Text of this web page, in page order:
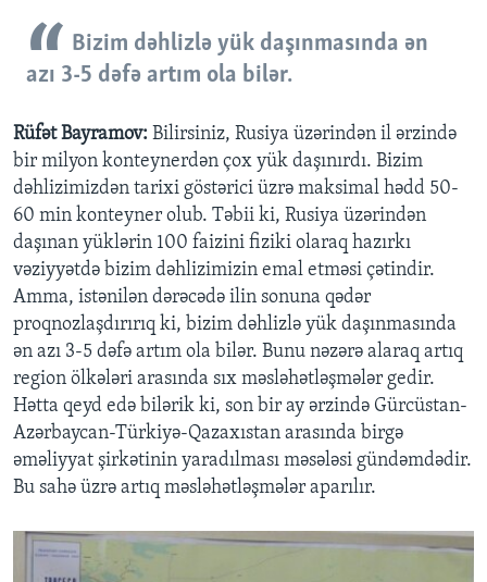
Bizim dəhlizlə yük daşınmasında ən
azı 3-5 dəfə artım ola bilər.
Rüfət Bayramov: Bilirsiniz, Rusiya üzərindən il ərzində
bir milyon konteynerdən çox yük daşınırdı. Bizim
dəhlizimizdən tarixi göstərici üzrə maksimal hədd 50-
60 min konteyner olub. Təbii ki, Rusiya üzərindən
daşınan yüklərin 100 faizini fiziki olaraq hazırkı
vəziyyətdə bizim dəhlizimizin emal etməsi çətindir.
Amma, istənilən dərəcədə ilin sonuna qədər
proqnozlaşdırırıq ki, bizim dəhlizlə yük daşınmasında
ən azı 3-5 dəfə artım ola bilər. Bunu nəzərə alaraq artıq
region ölkələri arasında sıx məsləhətləşmələr gedir.
Hətta qeyd edə bilərik ki, son bir ay ərzində Gürcüstan-
Azərbaycan-Türkiyə-Qazaxıstan arasında birgə
əməliyyat şirkətinin yaradılması məsələsi gündəmdədir.
Bu sahə üzrə artıq məsləhətləşmələr aparılır.